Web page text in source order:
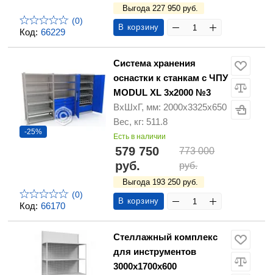
Код: 66229
(0)
Выгода 227 950 руб.
В корзину
Код: 66170
-25%
(0)
Система хранения
оснастки к станкам с ЧПУ
MODUL XL 3х2000 №3
ВхШхГ, мм: 2000х3325х650
Вес, кг: 511.8
Есть в наличии
579 750
руб.
773 000
руб.
Выгода 193 250 руб.
В корзину
Стеллажный комплекс
для инструментов
3000х1700х600